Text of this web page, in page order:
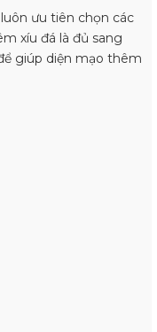
ưu tiên chọn các
xíu đá là đủ sang
giúp diện mạo thêm